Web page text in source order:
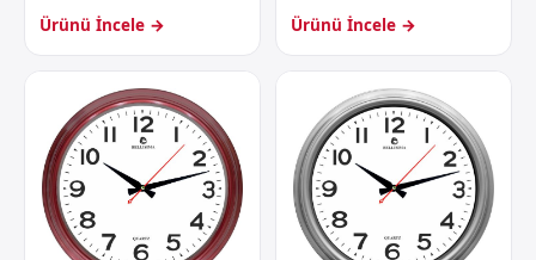
Ürünü İncele → Ürünü İncele →